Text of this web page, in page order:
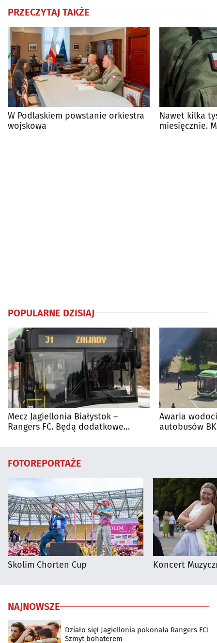
PRZECZYTAJ TAKŻE
W Podlaskiem powstanie orkiestra
wojskowa
Nawet kilka
miesięcznie.
POPULARNE DZISIAJ
Mecz Jagiellonia Białystok –
Rangers FC. Będą dodatkowe
Awaria
autobusów
FOTOREPORTAŻE
Skolim Chorten Cup Koncert
NAJNOWSZE
Działo się! Jagiellonia pokonała Rangers FC!
Szmyt bohaterem